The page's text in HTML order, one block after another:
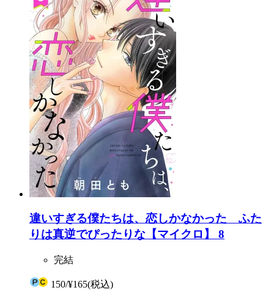
違いすぎる僕たちは、恋しかなかった ふた
りは真逆でぴったりな【マイクロ】 8
完結
150/¥165(税込)